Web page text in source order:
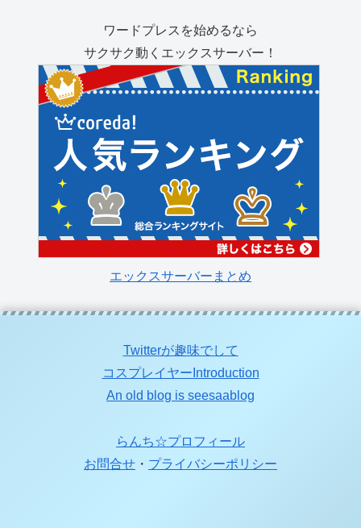
ワードプレスを始めるなら
サクサク動くエックスサーバー！
エックスサーバーまとめ
Twitterが趣味でして
コスプレイヤーIntroduction
An old blog is seesaablog
らんち☆プロフィール
お問合せ ・ プライバシーポリシー